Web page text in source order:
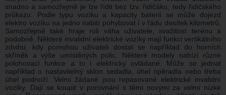
snadno a samozřejmě je lze řídit bez tzv. řidičáku, tedy řidičského
průkazu. Podle typu vozíku a kapacity baterií se může dojezd
elektro vozíku na jedno nabití pohybovat i v řádu desítek kilometrů.
Samozřejmě také hraje roli váha uživatele, svažitost terénu a
podobně. Některé invalidní elektrické vozíky mají funkci vertikálního
zdvihu, kdy pomohou uživateli dostat se například do horních
skříněk a výše umístěných polic. Některé modely nabízí různé
polohovací funkce a to i elektricky ovládané. Může se jednat
například o nastavitelný sklon sedadla, úhel opěradla nebo třeba
úhel podnoží. Velmi žádané jsou repasované elektrické invalidní
vozíky. Dají se koupit v porovnání s těmi novými za velmi nízké